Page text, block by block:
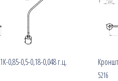
0,85-0,5-0,18-0,048 г.ц.
5216